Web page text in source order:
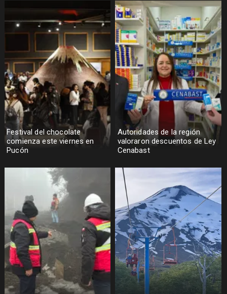
Festival del chocolate
comienza este viernes en
Pucón
Autoridades de la región
valoraron descuentos de Ley
Cenabast